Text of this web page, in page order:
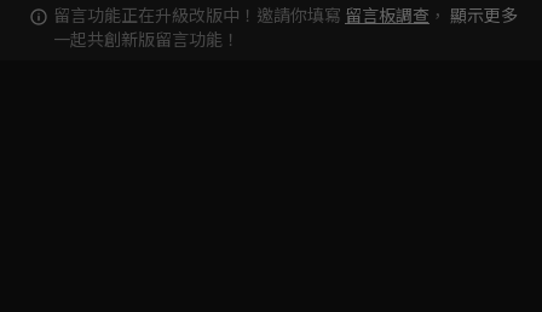
留言功能正在升級改版中！邀請你填寫 留言板調查 ，
一起共創新版留言功能！
顯示更多